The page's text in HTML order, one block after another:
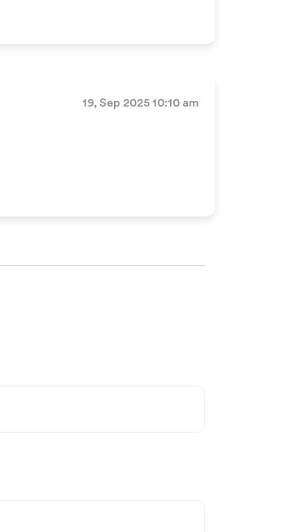
19, Sep 2025 10:10 am